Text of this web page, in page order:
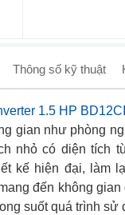
Thông số kỹ thuật
1.5 HP BD12CI
gian như phòng
nhỏ có diện tích
kế hiện đại, làm
đến không
suốt quá trình sử